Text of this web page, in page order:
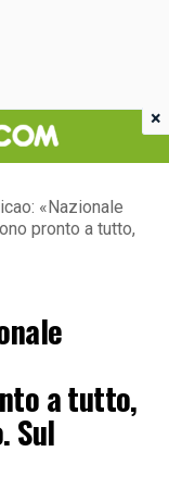
«Nazionale
pronto a tutto,
a tutto,
Sul
×